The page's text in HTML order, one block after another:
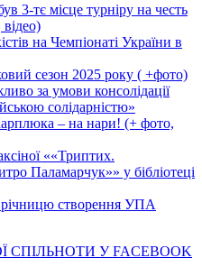
3-тє місце турніру на честь
на Чемпіонаті України в
сезон 2025 року ( +фото)
за умови консолідації
солідарністю»
– на нари! (+ фото,
««Триптих.
Паламарчук»» у бібліотеці
річницю створення УПА